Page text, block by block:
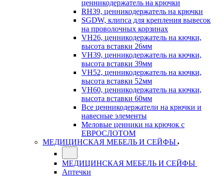
ценникодержатель на крючки
RH39, ценникодержатель на крючки
SGDW, клипса для крепления вывесок
на проволочных корзинах
VH26, ценникодержатель на кючки,
высота вставки 26мм
VH39, ценникодержатель на кючки,
высота вставки 39мм
VH52, ценникодержатель на кючки,
высота вставки 52мм
VH60, ценникодержатель на кючки,
высота вставки 60мм
Все ценникодержатели на крючки и
навесные элементы
Меловые ценники на крючок с
ЕВРОСЛОТОМ
МЕДИЦИНСКАЯ МЕБЕЛЬ И СЕЙФЫ
МЕДИЦИНСКАЯ МЕБЕЛЬ И СЕЙФЫ
Аптечки